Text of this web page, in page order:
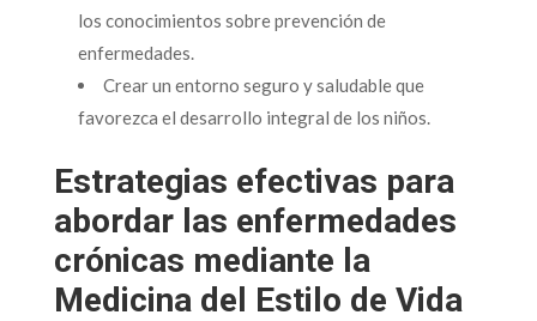
los conocimientos sobre prevención de
enfermedades.
Crear un entorno seguro y saludable que
favorezca el desarrollo integral de los niños.
Estrategias efectivas para
abordar las enfermedades
crónicas mediante la
Medicina del Estilo de Vida